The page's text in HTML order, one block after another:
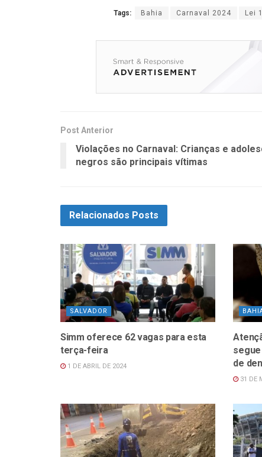
Tags: Bahia Carnaval 2024 Lei
Post Anterior
Violações no Carnaval: Crianças e
negros são principais vítimas
Relacionados Posts
SALVADOR
Simm oferece 62 vagas para esta
terça-feira
1 DE ABRIL DE 2024
de
31 DE